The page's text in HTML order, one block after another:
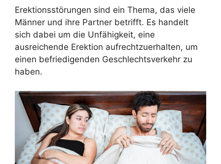
Erektionsstörungen sind ein Thema, das viele
Männer und ihre Partner betrifft. Es handelt
sich dabei um die Unfähigkeit, eine
ausreichende Erektion aufrechtzuerhalten, um
einen befriedigenden Geschlechtsverkehr zu
haben.